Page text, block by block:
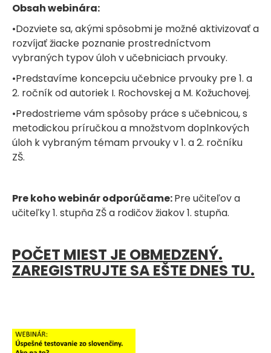
Obsah webinára:
•Dozviete sa, akými spôsobmi je možné aktivizovať a
rozvíjať žiacke poznanie prostredníctvom
vybraných typov úloh v učebniciach prvouky.
•Predstavíme koncepciu učebnice prvouky pre 1. a
2. ročník od autoriek I. Rochovskej a M. Kožuchovej.
•Predostrieme vám spôsoby práce s učebnicou, s
metodickou príručkou a množstvom doplnkových
úloh k vybraným témam prvouky v 1. a 2. ročníku
ZŠ.
Pre koho webinár odporúčame:Pre učiteľov a
učiteľky 1. stupňa ZŠ a rodičov žiakov 1. stupňa.
POČET MIEST JE OBMEDZENÝ.
ZAREGISTRUJTE SA EŠTE DNES TU.